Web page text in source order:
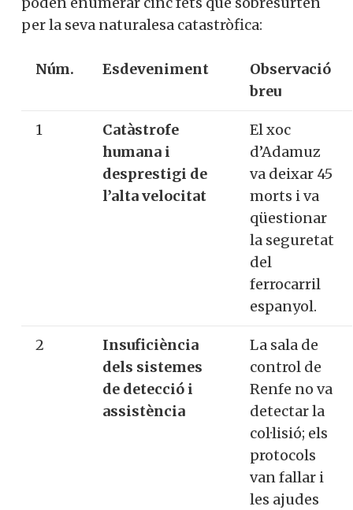
per la seva naturalesa catastròfica:
Núm. Esdeveniment
Observació
breu
1
Catàstrofe
humana i
desprestigi de
l’alta velocitat
El xoc
d’Adamuz
va deixar 45
morts i va
qüestionar
la seguretat
del
ferrocarril
espanyol.
2
Insuficiència
dels sistemes
de detecció i
assistència
La sala de
control de
Renfe no va
detectar la
col·lisió; els
protocols
van fallar i
les ajudes